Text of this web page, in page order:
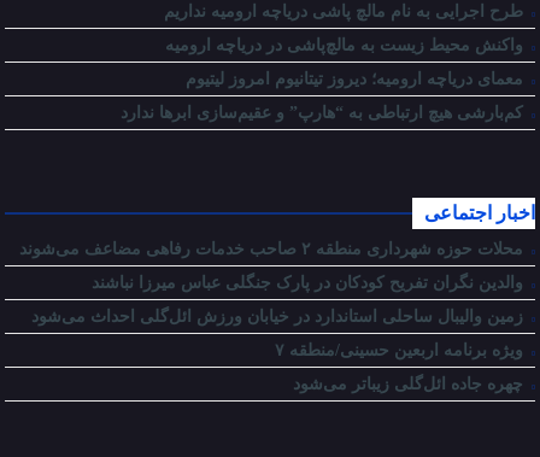
طرح اجرایی به نام مالچ پاشی دریاچه ارومیه نداریم
واکنش محیط زیست به مالچ‌پاشی در دریاچه ارومیه
معمای دریاچه ارومیه؛ دیروز تیتانیوم امروز لیتیوم
کم‌بارشی هیچ ارتباطی به “هارپ” و عقیم‌سازی ابرها ندارد
اخبار اجتماعی
محلات حوزه شهرداری منطقه ۲ صاحب خدمات رفاهی مضاعف می‌شوند
والدین نگران تفریح کودکان در پارک جنگلی عباس میرزا نباشند
زمین والیبال ساحلی استاندارد در خیابان ورزش ائل‌گلی احداث می‌شود
ویژه برنامه اربعین حسینی/منطقه ۷
چهره جاده ائل‌گلی زیباتر می‌شود